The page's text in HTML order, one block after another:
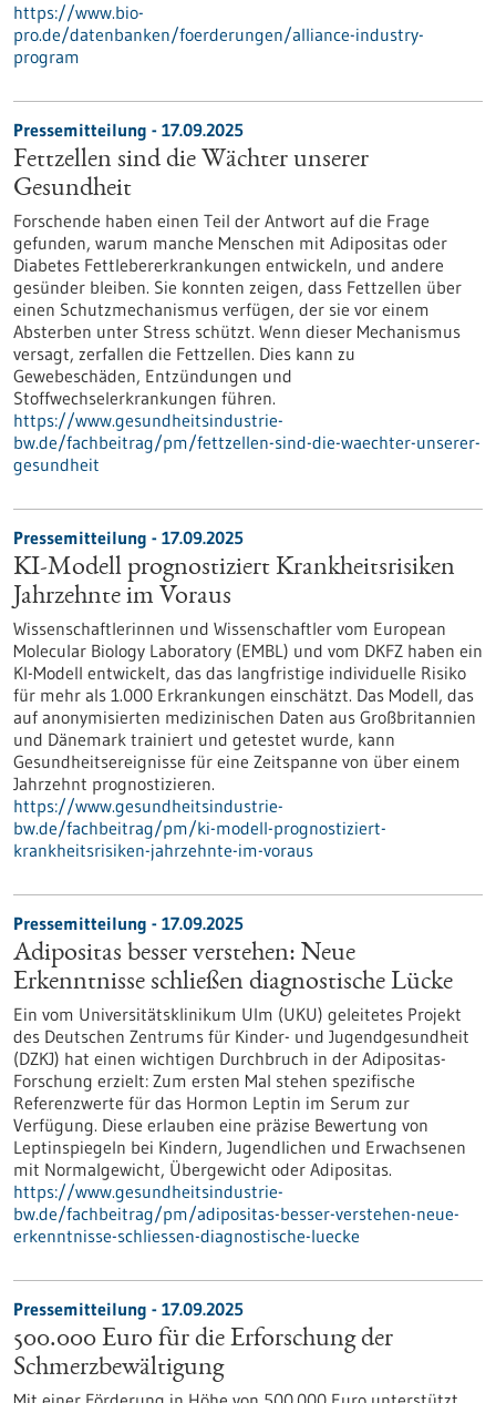
https://www.bio-
pro.de/datenbanken/foerderungen/alliance-industry-
program
Pressemitteilung - 17.09.2025
Fettzellen sind die Wächter unserer
Gesundheit
Forschende haben einen Teil der Antwort auf die Frage
gefunden, warum manche Menschen mit Adipositas oder
Diabetes Fettlebererkrankungen entwickeln, und andere
gesünder bleiben. Sie konnten zeigen, dass Fettzellen über
einen Schutzmechanismus verfügen, der sie vor einem
Absterben unter Stress schützt. Wenn dieser Mechanismus
versagt, zerfallen die Fettzellen. Dies kann zu
Gewebeschäden, Entzündungen und
Stoffwechselerkrankungen führen.
https://www.gesundheitsindustrie-
bw.de/fachbeitrag/pm/fettzellen-sind-die-waechter-unserer-
gesundheit
Pressemitteilung - 17.09.2025
KI-Modell prognostiziert Krankheitsrisiken
Jahrzehnte im Voraus
Wissenschaftlerinnen und Wissenschaftler vom European
Molecular Biology Laboratory (EMBL) und vom DKFZ haben ein
KI-Modell entwickelt, das das langfristige individuelle Risiko
für mehr als 1.000 Erkrankungen einschätzt. Das Modell, das
auf anonymisierten medizinischen Daten aus Großbritannien
und Dänemark trainiert und getestet wurde, kann
Gesundheitsereignisse für eine Zeitspanne von über einem
Jahrzehnt prognostizieren.
https://www.gesundheitsindustrie-
bw.de/fachbeitrag/pm/ki-modell-prognostiziert-
krankheitsrisiken-jahrzehnte-im-voraus
Pressemitteilung - 17.09.2025
Adipositas besser verstehen: Neue
Erkenntnisse schließen diagnostische Lücke
Ein vom Universitätsklinikum Ulm (UKU) geleitetes Projekt
des Deutschen Zentrums für Kinder-​ und Jugendgesundheit
(DZKJ) hat einen wichtigen Durchbruch in der Adipositas-​
Forschung erzielt: Zum ersten Mal stehen spezifische
Referenzwerte für das Hormon Leptin im Serum zur
Verfügung. Diese erlauben eine präzise Bewertung von
Leptinspiegeln bei Kindern, Jugendlichen und Erwachsenen
mit Normalgewicht, Übergewicht oder Adipositas.
https://www.gesundheitsindustrie-
bw.de/fachbeitrag/pm/adipositas-besser-verstehen-neue-
erkenntnisse-schliessen-diagnostische-luecke
Pressemitteilung - 17.09.2025
500.000 Euro für die Erforschung der
Schmerzbewältigung